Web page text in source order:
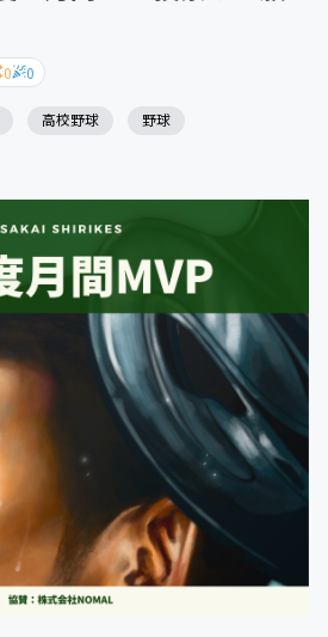
0 0
高校野球
野球